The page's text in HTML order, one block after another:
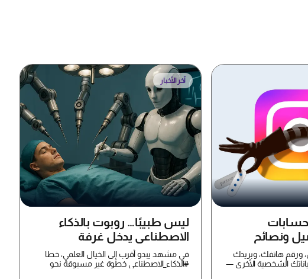
حسابات
ونصائح
ورقم هاتفك، وبريدك
الشخصية الأخرى —
آخر الأخبار
ليس طبيبًا… روبوت بالذكاء
الاصطناعي يدخل غرفة
العمليات
في مشهد يبدو أقرب إلى الخيال العلمي، خطا
#الذكاء_الاصطناعي خطوة غير مسبوقة نحو